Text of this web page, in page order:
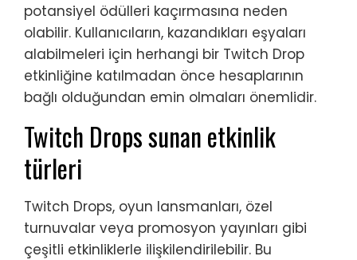
potansiyel ödülleri kaçırmasına neden
olabilir. Kullanıcıların, kazandıkları eşyaları
alabilmeleri için herhangi bir Twitch Drop
etkinliğine katılmadan önce hesaplarının
bağlı olduğundan emin olmaları önemlidir.
Twitch Drops sunan etkinlik
türleri
Twitch Drops, oyun lansmanları, özel
turnuvalar veya promosyon yayınları gibi
çeşitli etkinliklerle ilişkilendirilebilir. Bu